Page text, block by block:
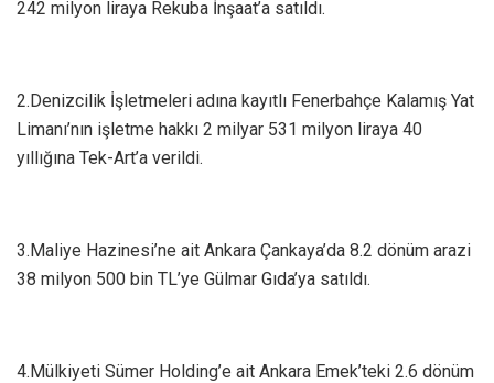
242 milyon liraya Rekuba İnşaat’a satıldı.
2.Denizcilik İşletmeleri adına kayıtlı Fenerbahçe Kalamış Yat
Limanı’nın işletme hakkı 2 milyar 531 milyon liraya 40
yıllığına Tek-Art’a verildi.
3.Maliye Hazinesi’ne ait Ankara Çankaya’da 8.2 dönüm arazi
38 milyon 500 bin TL’ye Gülmar Gıda’ya satıldı.
4.Mülkiyeti Sümer Holding’e ait Ankara Emek’teki 2.6 dönüm